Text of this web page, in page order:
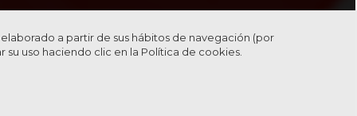
a partir de sus hábitos de navegación (por
su uso haciendo clic en la Política de cookies.